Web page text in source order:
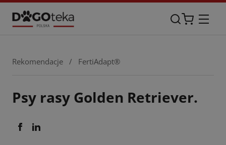
Rekomendacje / FertiAdapt®
Psy rasy Golden Retriever.